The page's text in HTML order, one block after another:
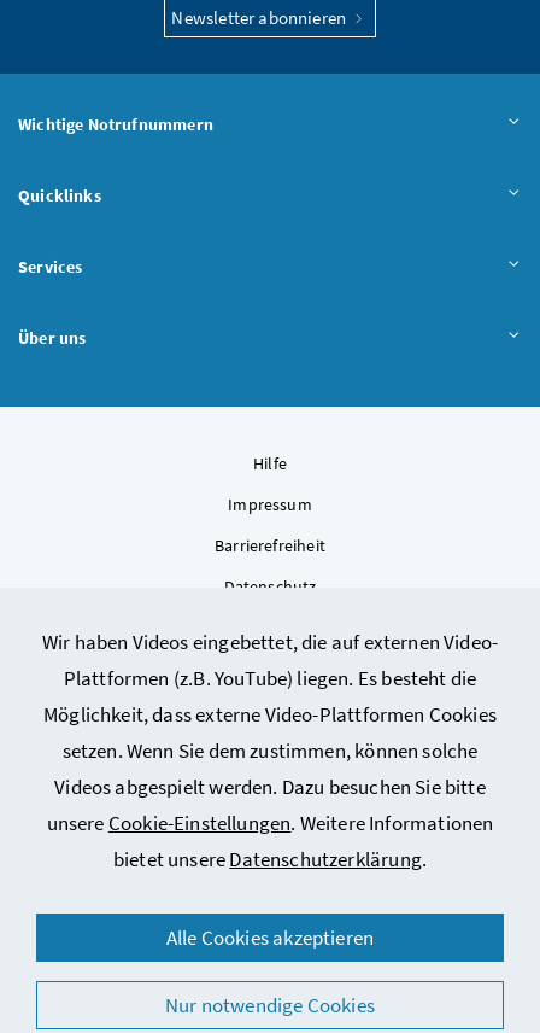
Wir haben Videos eingebettet, die auf externen Video-
Plattformen (z.B. YouTube) liegen. Es besteht die
Möglichkeit, dass externe Video-Plattformen Cookies
setzen. Wenn Sie dem zustimmen, können solche
Videos abgespielt werden. Dazu besuchen Sie bitte
unsere Cookie-Einstellungen. Weitere Informationen
bietet unsereDatenschutzerklärung.
Alle Cookies akzeptieren
Nur notwendige Cookies
Newsletter abonnieren
Wichtige Notrufnummern
Quicklinks
Services
Über uns
Hilfe
Impressum
Barrierefreiheit
Datenschutz
Sitemap
Cookie-Einstellungen
© 2026 Bundesministerium für Arbeit, Soziales, Gesundheit,
Pflege und Konsumentenschutz